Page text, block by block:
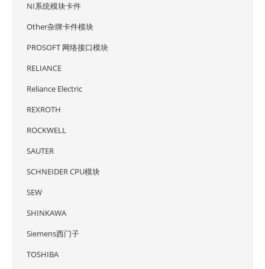
NI系统模块卡件
Other杂牌卡件模块
PROSOFT 网络接口模块
RELIANCE
Reliance Electric
REXROTH
ROCKWELL
SAUTER
SCHNEIDER CPU模块
SEW
SHINKAWA
Siemens西门子
TOSHIBA